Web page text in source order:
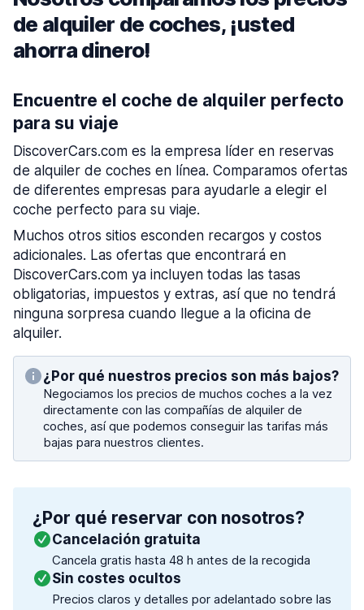
de alquiler de coches, ¡usted
ahorra dinero!
Encuentre el coche de alquiler perfecto
para su viaje
DiscoverCars.com es la empresa líder en reservas
de alquiler de coches en línea. Comparamos ofertas
de diferentes empresas para ayudarle a elegir el
coche perfecto para su viaje.
Muchos otros sitios esconden recargos y costos
adicionales. Las ofertas que encontrará en
DiscoverCars.com ya incluyen todas las tasas
obligatorias, impuestos y extras, así que no tendrá
ninguna sorpresa cuando llegue a la oficina de
alquiler.
¿Por qué nuestros precios son más bajos?
Negociamos los precios de muchos coches a la vez
directamente con las compañías de alquiler de
coches, así que podemos conseguir las tarifas más
bajas para nuestros clientes.
¿Por qué reservar con nosotros?
Cancelación gratuita
Cancela gratis hasta 48 h antes de la recogida
Sin costes ocultos
Precios claros y detalles por adelantado sobre las